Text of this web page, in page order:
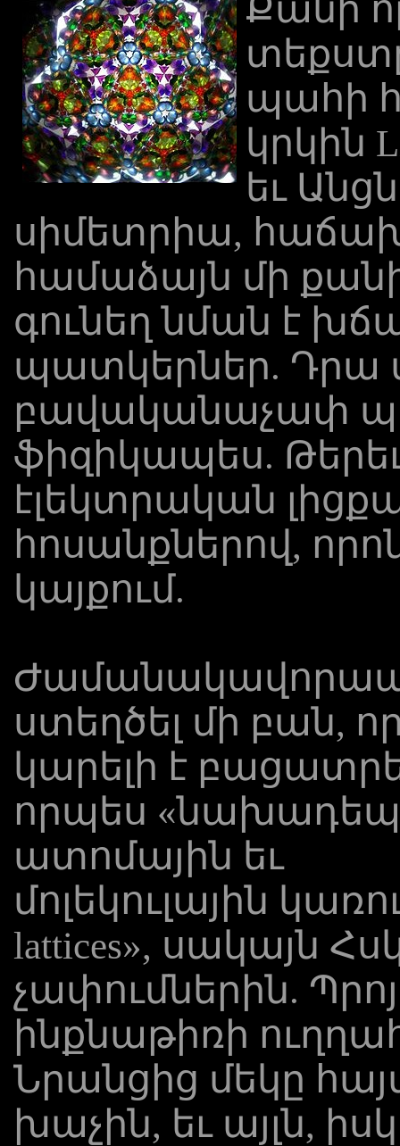
Քանի
պահի
կրկին
եւ
սիմետրիա,
համաձայն մի քանի
գունեղ նման է
պատկերներ. Դրա
բավականաչափ
ֆիզիկապես.
էլեկտրական
հոսանքներով,
կայքում.
ստեղծել մի բան,
կարելի է
որպես
ատոմային եւ
մոլեկուլային
lattices», սակայն
չափումներին.
ինքնաթիռի
Նրանցից մեկը
խաչին, եւ այլն,